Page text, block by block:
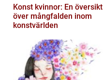
Konst kvinnor: En översikt
över mångfalden inom
konstvärlden